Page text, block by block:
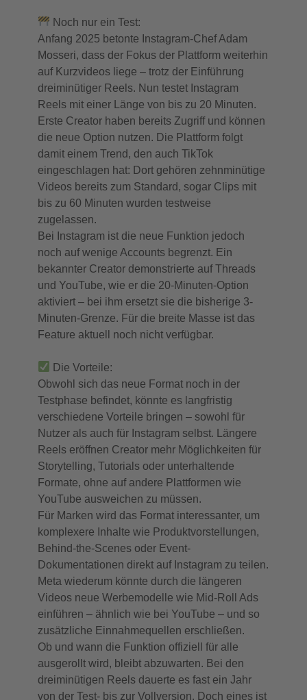
Noch nur ein Test:
Anfang 2025 betonte Instagram-Chef Adam
Mosseri, dass der Fokus der Plattform weiterhin
auf Kurzvideos liege – trotz der Einführung
dreiminütiger Reels. Nun testet Instagram
Reels mit einer Länge von bis zu 20 Minuten.
Erste Creator haben bereits Zugriff und können
die neue Option nutzen. Die Plattform folgt
damit einem Trend, den auch TikTok
eingeschlagen hat: Dort gehören zehnminütige
Videos bereits zum Standard, sogar Clips mit
bis zu 60 Minuten wurden testweise
zugelassen.
Bei Instagram ist die neue Funktion jedoch
noch auf wenige Accounts begrenzt. Ein
bekannter Creator demonstrierte auf Threads
und YouTube, wie er die 20-Minuten-Option
aktiviert – bei ihm ersetzt sie die bisherige 3-
Minuten-Grenze. Für die breite Masse ist das
Feature aktuell noch nicht verfügbar.
Die Vorteile:
Obwohl sich das neue Format noch in der
Testphase befindet, könnte es langfristig
verschiedene Vorteile bringen – sowohl für
Nutzer als auch für Instagram selbst. Längere
Reels eröffnen Creator mehr Möglichkeiten für
Storytelling, Tutorials oder unterhaltende
Formate, ohne auf andere Plattformen wie
YouTube ausweichen zu müssen.
Für Marken wird das Format interessanter, um
komplexere Inhalte wie Produktvorstellungen,
Behind-the-Scenes oder Event-
Dokumentationen direkt auf Instagram zu teilen.
Meta wiederum könnte durch die längeren
Videos neue Werbemodelle wie Mid-Roll Ads
einführen – ähnlich wie bei YouTube – und so
zusätzliche Einnahmequellen erschließen.
Ob und wann die Funktion offiziell für alle
ausgerollt wird, bleibt abzuwarten. Bei den
dreiminütigen Reels dauerte es fast ein Jahr
von der Test- bis zur Vollversion. Doch eines ist